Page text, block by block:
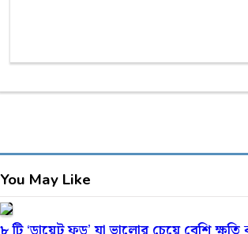
You May Like
৮ টি ‘ডায়েট ফুড’ যা ভালোর চেয়ে বেশি